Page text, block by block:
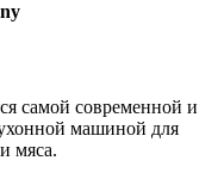
самой современной и
машиной для
мяса.